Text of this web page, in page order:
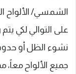
الشمسي/ الألواح
على التوالي لكي
نشوء الظل أو
جميع الألواح معاً،